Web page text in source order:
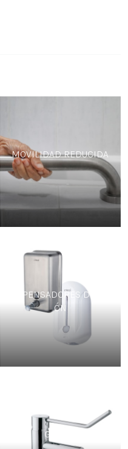
MOVILIDAD REDUCIDA
DISPENSADORES DE JAB
ÓN
GRIFOS